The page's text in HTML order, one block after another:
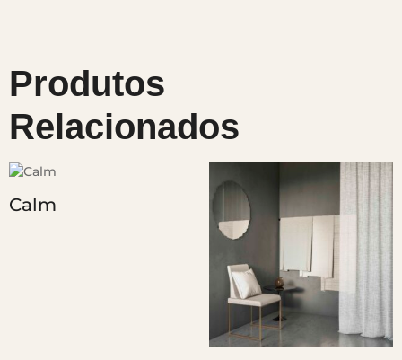
Produtos
Relacionados
Calm